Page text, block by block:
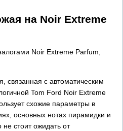
на Noir Extreme
Noir Extreme Parfum,
связанная с автоматическим
Tom Ford Noir Extreme
схожие параметры в
основных нотах пирамидки и
не стоит ожидать от